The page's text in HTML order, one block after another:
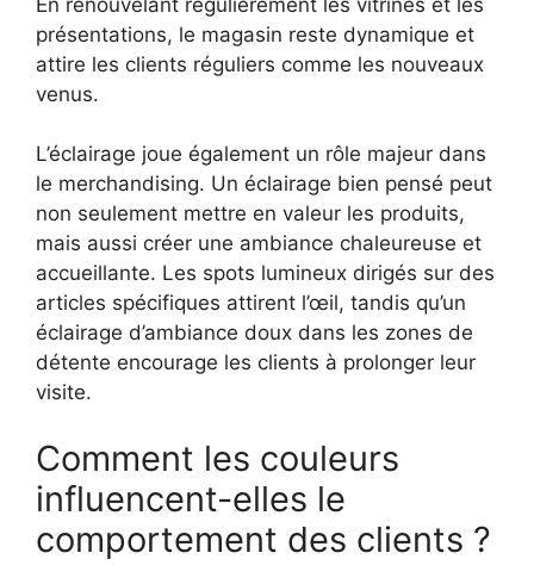
présentations, le magasin reste dynamique et
attire les clients réguliers comme les nouveaux
venus.
L’éclairage joue également un rôle majeur dans
le merchandising. Un éclairage bien pensé peut
non seulement mettre en valeur les produits,
mais aussi créer une ambiance chaleureuse et
accueillante. Les spots lumineux dirigés sur des
articles spécifiques attirent l’œil, tandis qu’un
éclairage d’ambiance doux dans les zones de
détente encourage les clients à prolonger leur
visite.
Comment les couleurs
influencent-elles le
comportement des clients ?